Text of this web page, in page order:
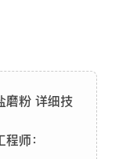
磨粉 详细技
师：